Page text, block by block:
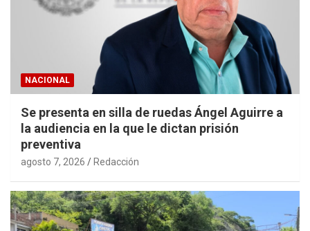
NACIONAL
Se presenta en silla de ruedas Ángel Aguirre a
la audiencia en la que le dictan prisión
preventiva
agosto 7, 2026 Redacción